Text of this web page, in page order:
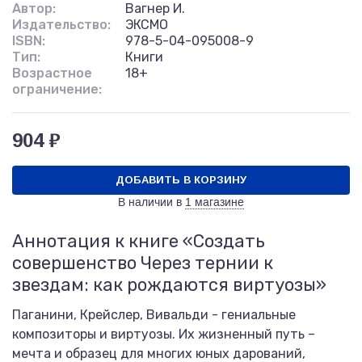
Автор:
Вагнер И.
Издательство:
ЭКСМО
ISBN:
978-5-04-095008-9
Тип:
Книги
Возрастное
ограничение:
18+
904 ₽
ДОБАВИТЬ В КОРЗИНУ
В наличии в 1 магазине
Аннотация к книге «Создать
совершенство Через тернии к
звездам: как рождаются виртуозы»
Паганини, Крейслер, Вивальди - гениальные
композиторы и виртуозы. Их жизненный путь –
мечта и образец для многих юных дарований,